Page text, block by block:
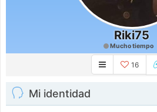
Riki75
Mucho tiempo
16
Mi identidad